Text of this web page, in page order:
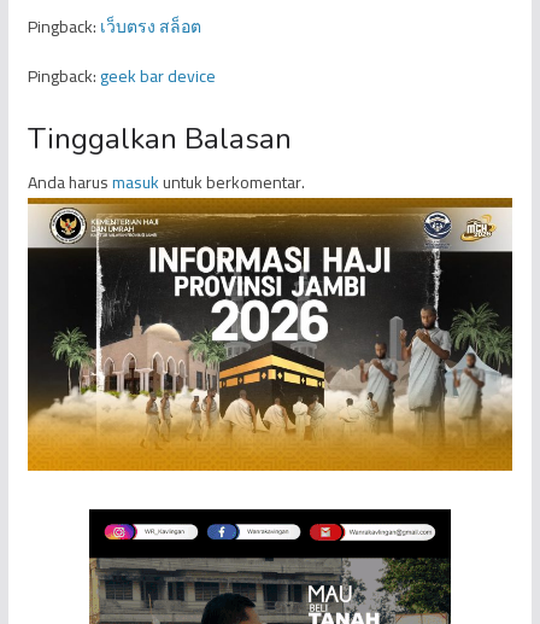
Pingback:เว็บตรง สล็อต
Pingback:geek bar device
Tinggalkan Balasan
Anda harusmasukuntuk berkomentar.